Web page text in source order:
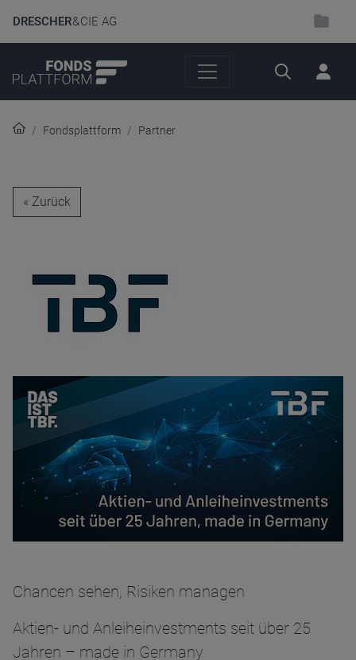
DRESCHER& CIE AG
Suche
Fondsplattform Partner
« Zurück
Chancen sehen, Risiken managen
Aktien- und Anleiheinvestments seit über 25
Jahren – made in Germany